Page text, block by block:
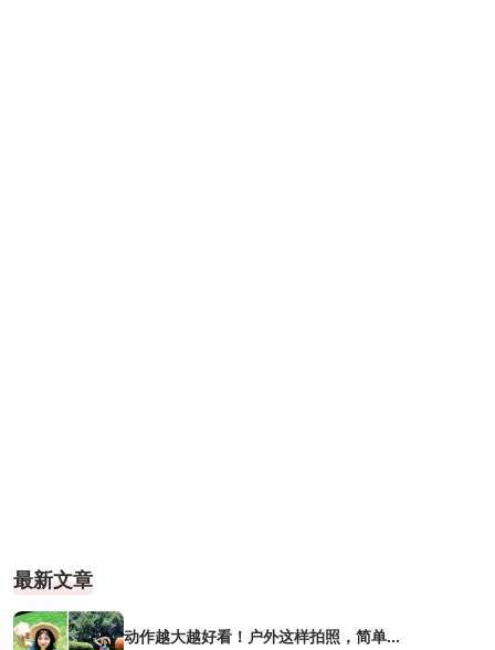
最新文章
动作越大越好看！户外这样拍照，简单...